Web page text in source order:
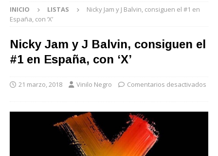
INICIO LISTAS
Nicky Jam y J Balvin, consiguen el #1 en
España, con ‘X’
Nicky Jam y J Balvin, consiguen el
#1 en España, con ‘X’
21 marzo, 2018 Vinilo Negro Comentarios desactivados